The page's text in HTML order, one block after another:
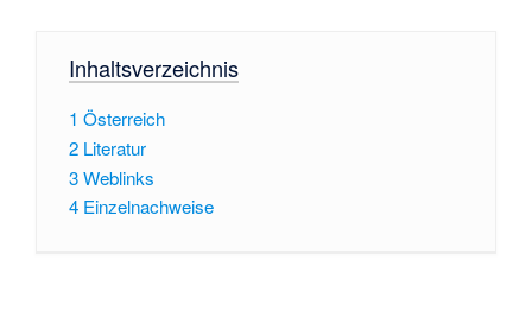
Inhaltsverzeichnis
1 Österreich
2 Literatur
3Weblinks
4 Einzelnachweise